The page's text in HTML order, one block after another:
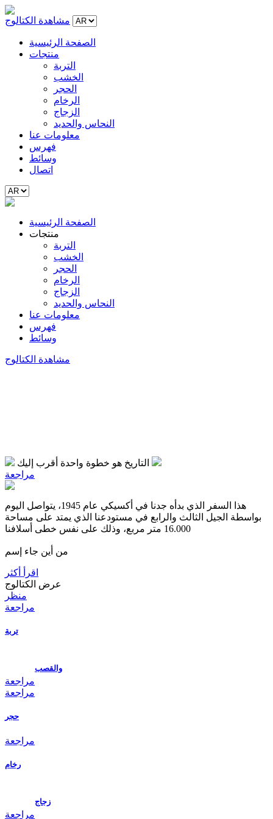
مشاهدة الكتالوج
الصفحة الرئيسية
منتجات
التربة
الخشب
الحجر
الرخام
الزجاج
النحاس والحديد
معلومات عنا
فهرس
وسائط
اتصال
الصفحة الرئيسية
منتجات
التربة
الخشب
الحجر
الرخام
الزجاج
النحاس والحديد
معلومات عنا
فهرس
وسائط
مشاهدة الكتالوج
التاريخ هو خطوة واحدة أقرب إليك
مراجعة
هذا السفر الذي بدأه جدنا في أكسيكي عام 1945، يتواصل اليوم
بواسطة الجيل الثالث والرابع في مستودعنا الذي يمتد على مساحة
16.000 متر مربع، وذلك على نفس خطى أسلافنا
من أين جاء إسم
اقرأ أكثر
عرض الكتالوج
منظر
مراجعة
تربة
مراجعة
والقصب
مراجعة
حجر
مراجعة
رخام
مراجعة
زجاج